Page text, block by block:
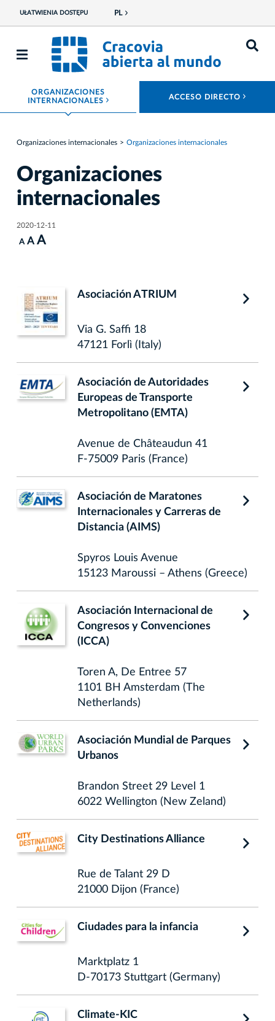
UŁATWIENIA DOSTĘPU PL
ORGANIZACIONES
INTERNACIONALES ROZWIŃ MENU ACCESO DIRECTO
Organizaciones internacionales Organizaciones internacionales
Organizaciones
internacionales
2020-12-11
A A A
Asociación ATRIUM
Via G. Saffi 18
47121 Forlì (Italy)
Asociación de Autoridades
Europeas de Transporte
Metropolitano (EMTA)
Avenue de Châteaudun 41
F-75009 Paris (France)
Asociación de Maratones
Internacionales y Carreras de
Distancia (AIMS)
Spyros Louis Avenue
15123 Maroussi – Athens (Greece)
Asociación Internacional de
Congresos y Convenciones
(ICCA)
Toren A, De Entree 57
1101 BH Amsterdam (The
Netherlands)
Asociación Mundial de Parques
Urbanos
Brandon Street 29 Level 1
6022 Wellington (New Zeland)
City Destinations Alliance
Rue de Talant 29 D
21000 Dijon (France)
Ciudades para la infancia
Marktplatz 1
D-70173 Stuttgart (Germany)
Climate-KIC